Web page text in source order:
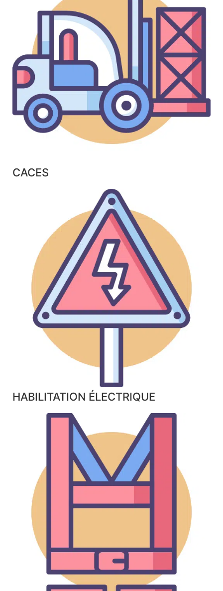
CACES
HABILITATION ÉLECTRIQUE